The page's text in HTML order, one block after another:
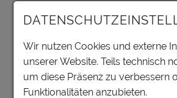
Ab dem 1. Mai 2025 können
Salzburger Land mit dem Öffi-
ihres gesamten Aufenthalts
öffentlichen Verkehrsmittel nutzen.
Endreinigung: € 60,- (A), € 70,-
Wir nutzen Cookies und externe
unserer Website. Teils technisch
um diese Präsenz zu verbessern
Funktionalitäten anzubieten.